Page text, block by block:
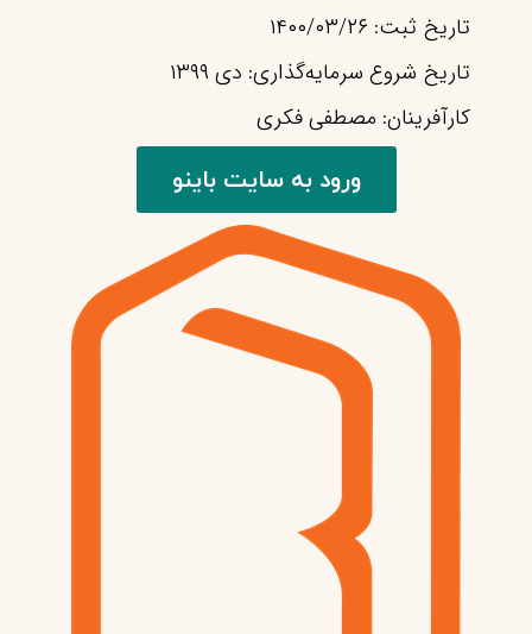
تاریخ ثبت: ۱۴۰۰/۰۳/۲۶
تاریخ شروع سرمایه‌گذاری: دی ۱۳۹۹
کارآفرینان: مصطفی فکری
ورود به سایت باینو